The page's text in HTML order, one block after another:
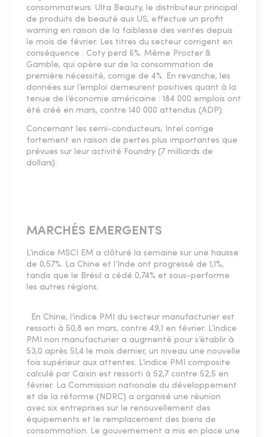
consommateurs. Ulta Beauty, le distributeur principal
de produits de beauté aux US, effectue un profit
warning en raison de la faiblesse des ventes depuis
le mois de février. Les titres du secteur corrigent en
conséquence : Coty perd 6%. Même Procter &
Gamble, qui opère sur de la consommation de
première nécessité, corrige de 4%. En revanche, les
données sur l’emploi demeurent positives quant à la
tenue de l’économie américaine : 184 000 emplois ont
été créé en mars, contre 140 000 attendus (ADP).
Concernant les semi-conducteurs, Intel corrige
fortement en raison de pertes plus importantes que
prévues sur leur activité Foundry (7 milliards de
dollars).
MARCHÉS EMERGENTS
L’indice MSCI EM a clôturé la semaine sur une hausse
de 0,57%. La Chine et l’Inde ont progressé de 1,1%,
tandis que le Brésil a cédé 0,74% et sous-performe
les autres régions.
En Chine, l’indice PMI du secteur manufacturier est
ressorti à 50,8 en mars, contre 49,1 en février. L’indice
PMI non manufacturier a augmenté pour s’établir à
53,0 après 51,4 le mois dernier, un niveau une nouvelle
fois supérieur aux attentes. L’indice PMI composite
calculé par Caixin est ressorti à 52,7 contre 52,5 en
février. La Commission nationale du développement
et de la réforme (NDRC) a organisé une réunion
avec six entreprises sur le renouvellement des
équipements et le remplacement des biens de
consommation. Le gouvernement a mis en place une